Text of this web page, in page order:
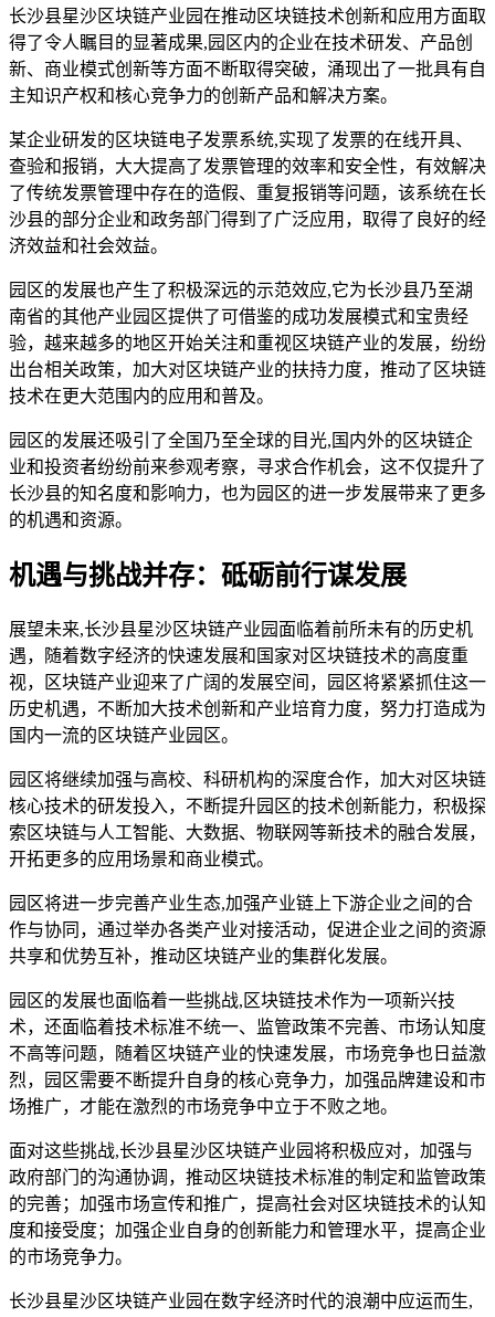
长沙县星沙区块链产业园在推动区块链技术创新和应用方面取
得了令人瞩目的显著成果,园区内的企业在技术研发、产品创
新、商业模式创新等方面不断取得突破，涌现出了一批具有自
主知识产权和核心竞争力的创新产品和解决方案。
某企业研发的区块链电子发票系统,实现了发票的在线开具、
查验和报销，大大提高了发票管理的效率和安全性，有效解决
了传统发票管理中存在的造假、重复报销等问题，该系统在长
沙县的部分企业和政务部门得到了广泛应用，取得了良好的经
济效益和社会效益。
园区的发展也产生了积极深远的示范效应,它为长沙县乃至湖
南省的其他产业园区提供了可借鉴的成功发展模式和宝贵经
验，越来越多的地区开始关注和重视区块链产业的发展，纷纷
出台相关政策，加大对区块链产业的扶持力度，推动了区块链
技术在更大范围内的应用和普及。
园区的发展还吸引了全国乃至全球的目光,国内外的区块链企
业和投资者纷纷前来参观考察，寻求合作机会，这不仅提升了
长沙县的知名度和影响力，也为园区的进一步发展带来了更多
的机遇和资源。
机遇与挑战并存：砥砺前行谋发展
展望未来,长沙县星沙区块链产业园面临着前所未有的历史机
遇，随着数字经济的快速发展和国家对区块链技术的高度重
视，区块链产业迎来了广阔的发展空间，园区将紧紧抓住这一
历史机遇，不断加大技术创新和产业培育力度，努力打造成为
国内一流的区块链产业园区。
园区将继续加强与高校、科研机构的深度合作，加大对区块链
核心技术的研发投入，不断提升园区的技术创新能力，积极探
索区块链与人工智能、大数据、物联网等新技术的融合发展，
开拓更多的应用场景和商业模式。
园区将进一步完善产业生态,加强产业链上下游企业之间的合
作与协同，通过举办各类产业对接活动，促进企业之间的资源
共享和优势互补，推动区块链产业的集群化发展。
园区的发展也面临着一些挑战,区块链技术作为一项新兴技
术，还面临着技术标准不统一、监管政策不完善、市场认知度
不高等问题，随着区块链产业的快速发展，市场竞争也日益激
烈，园区需要不断提升自身的核心竞争力，加强品牌建设和市
场推广，才能在激烈的市场竞争中立于不败之地。
面对这些挑战,长沙县星沙区块链产业园将积极应对，加强与
政府部门的沟通协调，推动区块链技术标准的制定和监管政策
的完善；加强市场宣传和推广，提高社会对区块链技术的认知
度和接受度；加强企业自身的创新能力和管理水平，提高企业
的市场竞争力。
长沙县星沙区块链产业园在数字经济时代的浪潮中应运而生,